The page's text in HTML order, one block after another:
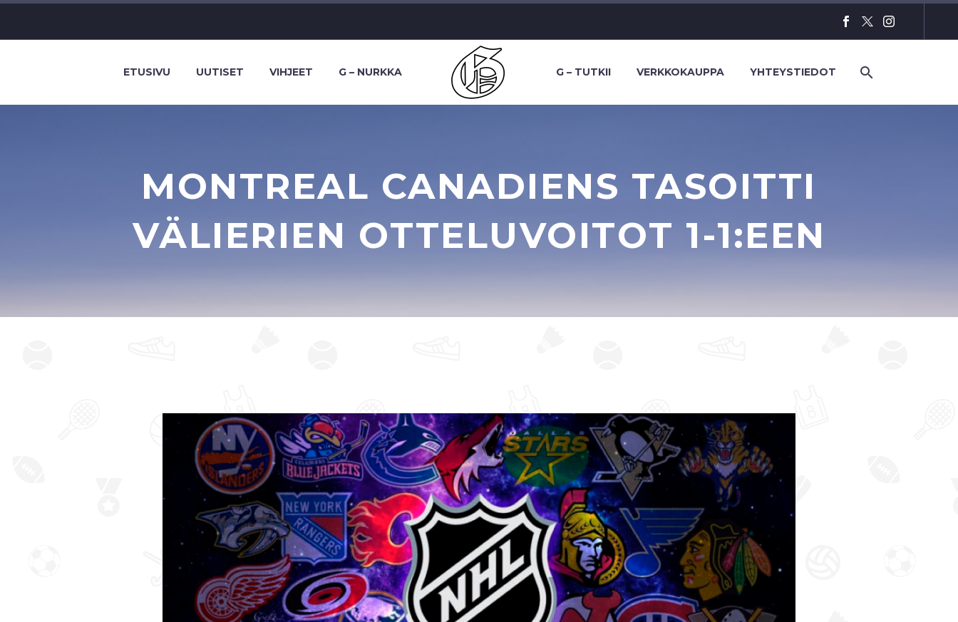
ETUSIVU UUTISET VIHJEET G – NURKKA G – TUTKII VERKKOKAUPPA YHTEYSTIEDOT
MONTREAL CANADIENS TASOITTI
VÄLIERIEN OTTELUVOITOT 1-1:EEN